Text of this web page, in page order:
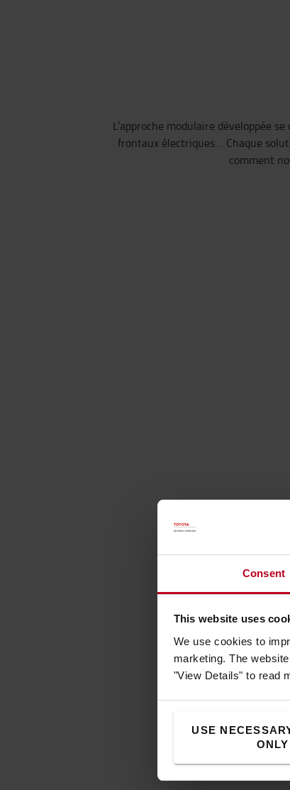
Consent
This website uses
We use cookies to
marketing. The
"View Details" to read
USE
ONLY
L’approche modulaire développée
frontaux électriques… Chaque
comment